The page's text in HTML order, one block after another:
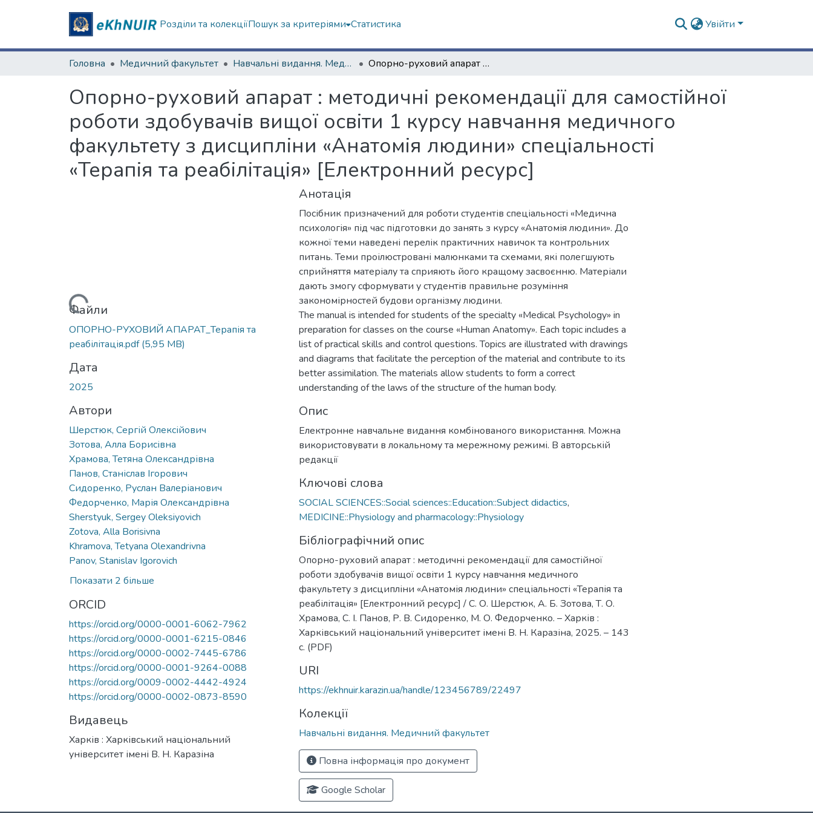
Розділи та колекціїПошук за критеріями Статистика Увійти
Головна Медичний факультет Навчальні видання. Медичний факультет Опорно-руховий апарат : методичні рекомендації для самостійної роботи здобувачів вищої освіти 1 курсу навчання медичного факультету з дисципліни «Анатомія людини» спеціальності «Терапія та реабілітація» [Електронний ресурс]
Опорно-руховий апарат : методичні рекомендації для самостійної
роботи здобувачів вищої освіти 1 курсу навчання медичного
факультету з дисципліни «Анатомія людини» спеціальності
«Терапія та реабілітація» [Електронний ресурс]
Вантажиться...Файли
ОПОРНО-РУХОВИЙ АПАРАТ_Терапія та
реабілітація.pdf(5,95 MB)
Дата
2025
Автори
Шерстюк, Сергій Олексійович
Зотова, Алла Борисівна
Храмова, Тетяна Олександрівна
Панов, Станіслав Ігорович
Сидоренко, Руслан Валеріанович
Федорченко, Марія Олександрівна
Sherstyuk, Sergey Oleksiyovich
Zotova, Alla Borisivna
Khramova, Tetyana Оlexandrіvna
Panov, Stanislav Igorovich
Показати 2 більше
ORCID
https://orcid.org/0000-0001-6062-7962
https://orcid.org/0000-0001-6215-0846
https://orcid.org/0000-0002-7445-6786
https://orcid.org/0000-0001-9264-0088
https://orcid.org/0009-0002-4442-4924
https://orcid.org/0000-0002-0873-8590
Видавець
Харків : Харківський національний
університет імені В. Н. Каразіна
Анотація
Посібник призначений для роботи студентів спеціальності «Медична
психологія» під час підготовки до занять з курсу «Анатомія людини». До
кожної теми наведені перелік практичних навичок та контрольних
питань. Теми проілюстровані малюнками та схемами, які полегшують
сприйняття матеріалу та сприяють його кращому засвоєнню. Матеріали
дають змогу сформувати у студентів правильне розуміння
закономірностей будови організму людини.
The manual is intended for students of the specialty «Medical Psychology» in
preparation for classes on the course «Human Anatomy». Each topic includes a
list of practical skills and control questions. Topics are illustrated with drawings
and diagrams that facilitate the perception of the material and contribute to its
better assimilation. The materials allow students to form a correct
understanding of the laws of the structure of the human body.
Опис
Електронне навчальне видання комбінованого використання. Можна
використовувати в локальному та мережному режимі. В авторській
редакції
Ключові слова
SOCIAL SCIENCES::Social sciences::Education::Subject didactics,
MEDICINE::Physiology and pharmacology::Physiology
Бібліографічний опис
Опорно-руховий апарат : методичні рекомендації для самостійної
роботи здобувачів вищої освіти 1 курсу навчання медичного
факультету з дисципліни «Анатомія людини» спеціальності «Терапія та
реабілітація» [Електронний ресурс] / С. О. Шерстюк, А. Б. Зотова, Т. О.
Храмова, С. І. Панов, Р. В. Сидоренко, М. О. Федорченко. – Харків :
Харківський національний університет імені В. Н. Каразіна, 2025. – 143
с. (PDF)
URI
https://ekhnuir.karazin.ua/handle/123456789/22497
Колекції
Навчальні видання. Медичний факультет
Повна інформація про документ
Google Scholar